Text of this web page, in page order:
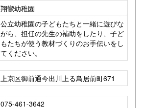
翔鸞幼稚園
公立幼稚園の子どもたちと一緒に遊びな
がら、担任の先生の補助をしたり、子ど
もたちが使う教材づくりのお手伝いをし
てください。
上京区御前通今出川上る鳥居前町671
075-461-3642